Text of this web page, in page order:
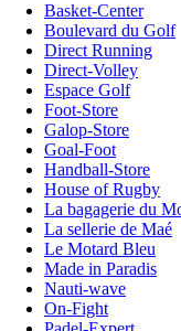
Basket-Center
Boulevard du Golf
Direct Running
Direct-Volley
Espace Golf
Foot-Store
Galop-Store
Goal-Foot
Handball-Store
House of Rugby
La bagagerie du
La sellerie de Maé
Le Motard Bleu
Made in Paradis
Nauti-wave
On-Fight